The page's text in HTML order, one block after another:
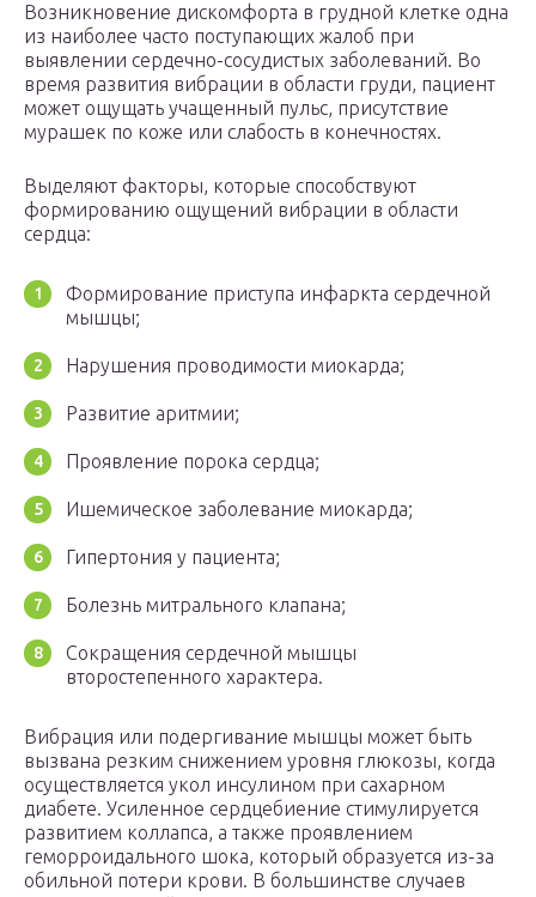
Возникновение дискомфорта в грудной клетке одна
из наиболее часто поступающих жалоб при
выявлении сердечно-сосудистых заболеваний. Во
время развития вибрации в области груди, пациент
может ощущать учащенный пульс, присутствие
мурашек по коже или слабость в конечностях.
Выделяют факторы, которые способствуют
формированию ощущений вибрации в области
сердца:
Формирование приступа инфаркта сердечной
мышцы;
Нарушения проводимости миокарда;
Развитие аритмии;
Проявление порока сердца;
Ишемическое заболевание миокарда;
Гипертония у пациента;
Болезнь митрального клапана;
Сокращения сердечной мышцы
второстепенного характера.
Вибрация или подергивание мышцы может быть
вызвана резким снижением уровня глюкозы, когда
осуществляется укол инсулином при сахарном
диабете. Усиленное сердцебиение стимулируется
развитием коллапса, а также проявлением
геморроидального шока, который образуется из-за
обильной потери крови. В большинстве случаев